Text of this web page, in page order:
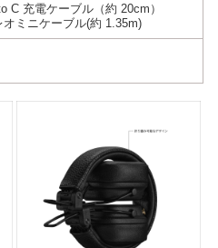
C 充電ケーブル（約 20cm）
ミニケーブル(約 1.35m)